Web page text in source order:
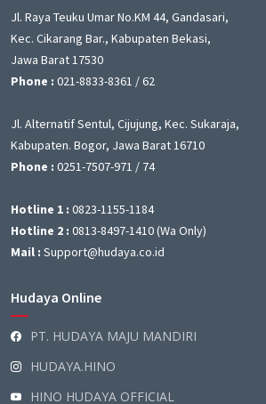
Jl. Raya Teuku Umar No.KM 44, Gandasari,
Kec. Cikarang Bar., Kabupaten Bekasi,
Jawa Barat 17530
Phone : 021-8833-8361 / 62
Jl. Alternatif Sentul, Cijujung, Kec. Sukaraja,
Kabupaten. Bogor, Jawa Barat 16710
Phone : 0251-7507-971 / 74
Hotline 1 : 0823-1155-1184
Hotline 2 : 0813-8497-1410 (Wa Only)
Mail : Support@hudaya.co.id
Hudaya Online
PT. HUDAYA MAJU MANDIRI
HUDAYA.HINO
HINO HUDAYA OFFICIAL